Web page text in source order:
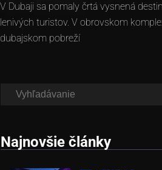
V Dubaji sa pomaly črtá vysnená
lenivých turistov. V obrovskom
dubajskom pobreží
Najnovšie články